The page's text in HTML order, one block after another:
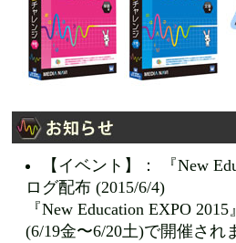
【イベント】： 『New
ログ配布 (2015/6/4)
『New Education EXPO
(6/19金〜6/20土)で開催され